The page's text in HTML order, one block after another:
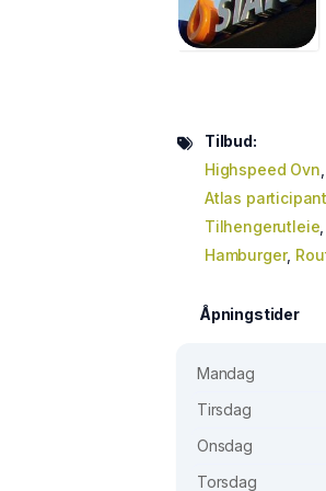
Tilbud:
Highspeed Ovn
Atlas
Tilhengerutleie
Hamburger,
Åpningstider
Mandag
Tirsdag
Onsdag
Torsdag